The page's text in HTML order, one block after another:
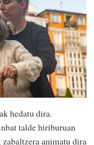
hedatu dira.
talde hiriburuan
zabaltzera animatu dira